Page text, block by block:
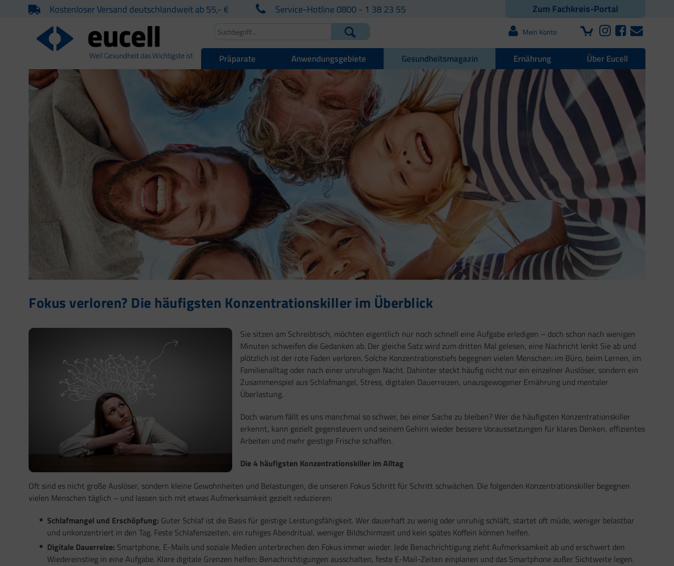
Zum Fachkreis-Portal
Kostenloser Versand deutschlandweit ab 55,- € Service-Hotline 0800 - 1 38 23 55
Mein Konto
Präparate Anwendungsgebiete Gesundheitsmagazin Ernährung Über Eucell
Fokus verloren? Die häufigsten Konzentrationskiller im Überblick
Sie sitzen am Schreibtisch, möchten eigentlich nur noch schnell eine Aufgabe erledigen – doch schon nach wenigen
Minuten schweifen die Gedanken ab. Der gleiche Satz wird zum dritten Mal gelesen, eine Nachricht lenkt Sie ab und
plötzlich ist der rote Faden verloren. Solche Konzentrationstiefs begegnen vielen Menschen: im Büro, beim Lernen, im
Familienalltag oder nach einer unruhigen Nacht. Dahinter steckt häufig nicht nur ein einzelner Auslöser, sondern ein
Zusammenspiel aus Schlafmangel, Stress, digitalen Dauerreizen, unausgewogener Ernährung und mentaler
Überlastung.
Doch warum fällt es uns manchmal so schwer, bei einer Sache zu bleiben? Wer die häufigsten Konzentrationskiller
erkennt, kann gezielt gegensteuern und seinem Gehirn wieder bessere Voraussetzungen für klares Denken, effizientes
Arbeiten und mehr geistige Frische schaffen.
Die 4 häufigsten Konzentrationskiller im Alltag
Oft sind es nicht große Auslöser, sondern kleine Gewohnheiten und Belastungen, die unseren Fokus Schritt für Schritt schwächen. Die folgenden Konzentrationskiller begegnen
vielen Menschen täglich – und lassen sich mit etwas Aufmerksamkeit gezielt reduzieren:
Schlafmangel und Erschöpfung: Guter Schlaf ist die Basis für geistige Leistungsfähigkeit. Wer dauerhaft zu wenig oder unruhig schläft, startet oft müde, weniger belastbar
und unkonzentriert in den Tag. Feste Schlafenszeiten, ein ruhiges Abendritual, weniger Bildschirmzeit und kein spätes Koffein können helfen.
Digitale Dauerreize: Smartphone, E-Mails und soziale Medien unterbrechen den Fokus immer wieder. Jede Benachrichtigung zieht Aufmerksamkeit ab und erschwert den
Wiedereinstieg in eine Aufgabe. Klare digitale Grenzen helfen: Benachrichtigungen ausschalten, feste E-Mail-Zeiten einplanen und das Smartphone außer Sichtweite legen.